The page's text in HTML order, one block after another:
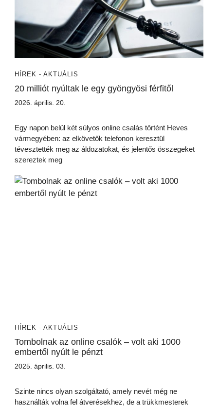
HÍREK - AKTUÁLIS
20 milliót nyúltak le egy gyöngyösi férfitől
2026. április. 20.
Egy napon belül két súlyos online csalás történt Heves
vármegyében: az elkövetők telefonon keresztül
tévesztették meg az áldozatokat, és jelentős összegeket
szereztek meg
HÍREK - AKTUÁLIS
Tombolnak az online csalók – volt aki 1000
embertől nyúlt le pénzt
2025. április. 03.
Szinte nincs olyan szolgáltató, amely nevét még ne
használták volna fel átverésekhez, de a trükkmesterek